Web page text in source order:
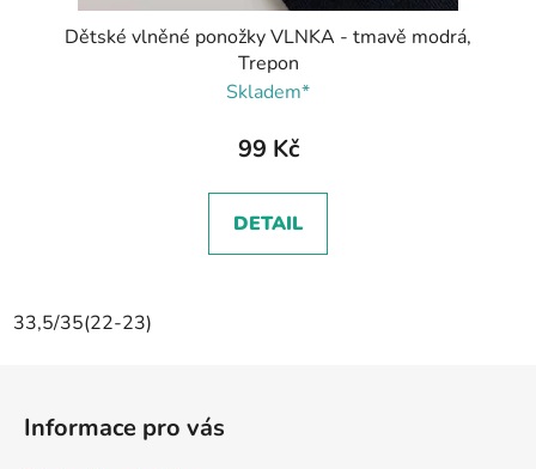
Dětské vlněné ponožky VLNKA - tmavě modrá,
Trepon
Skladem*
99 Kč
DETAIL
33,5/35(22-23)
Informace pro vás